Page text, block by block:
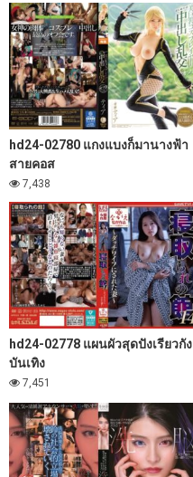
hd24-02780 แกงแบงก็มานางฟ้า
สายคอส
7,438
hd24-02778 แผนผัวสุดปังเรียวกัง
บันเทิง
7,451